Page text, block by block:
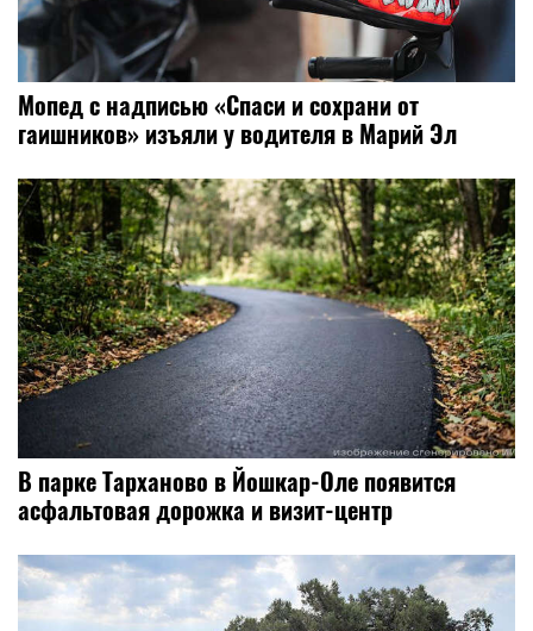
Мопед с надписью «Спаси и сохрани от
гаишников» изъяли у водителя в Марий Эл
В парке Тарханово в Йошкар-Оле появится
асфальтовая дорожка и визит-центр